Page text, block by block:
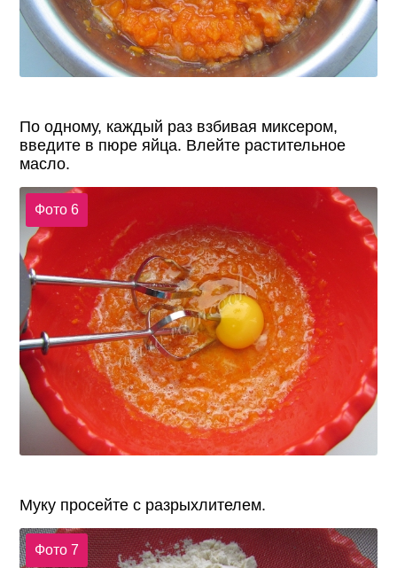
По одному, каждый раз взбивая миксером,
введите в пюре яйца. Влейте растительное
масло.
Фото 6
Муку просейте с разрыхлителем.
Фото 7